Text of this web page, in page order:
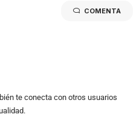
COMENTA
te conecta con otros usuarios